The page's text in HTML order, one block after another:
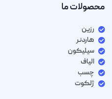
محصولات ما
رزین
هاردنر
سیلیکون
الیاف
چسب
ژلکوت